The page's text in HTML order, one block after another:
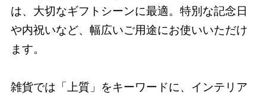
は、大切なギフトシーンに最適。特別な記念日
や内祝いなど、幅広いご用途にお使いいただけ
ます。
雑貨では「上質」をキーワードに、インテリア